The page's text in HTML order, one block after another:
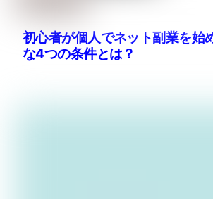
初心者が個人でネット副業を始
な4つの条件とは？